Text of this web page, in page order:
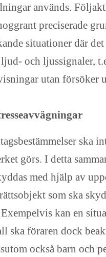
används.
preciserade
situationer där
och ljussignaler,
utan försöker
ska
görs. I detta
med hjälp av
som ska
kan en
ska föraren dock
också barn och